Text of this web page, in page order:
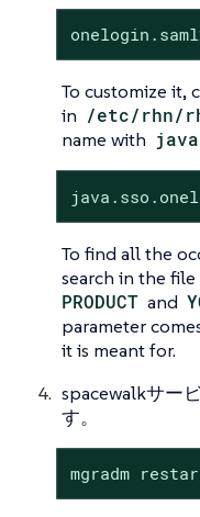
To customize it,
in /etc/rhn/
name with
To find all the
search in the
PRODUCT and
parameter
it is meant for.
spacewalkサー
す。
mgradm